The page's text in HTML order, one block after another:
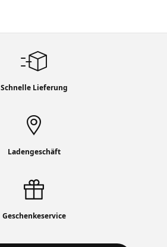
Schnelle Lieferung
Ladengeschäft
Geschenkeservice